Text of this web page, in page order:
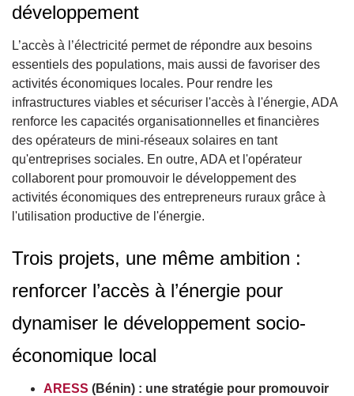
développement
L’accès à l’électricité permet de répondre aux besoins
essentiels des populations, mais aussi de favoriser des
activités économiques locales. Pour rendre les
infrastructures viables et sécuriser l'accès à l'énergie, ADA
renforce les capacités organisationnelles et financières
des opérateurs de mini-réseaux solaires en tant
qu'entreprises sociales. En outre, ADA et l'opérateur
collaborent pour promouvoir le développement des
activités économiques des entrepreneurs ruraux grâce à
l'utilisation productive de l'énergie.
Trois projets, une même ambition :
renforcer l’accès à l’énergie pour
dynamiser le développement socio-
économique local
ARESS (Bénin) : une stratégie pour promouvoir